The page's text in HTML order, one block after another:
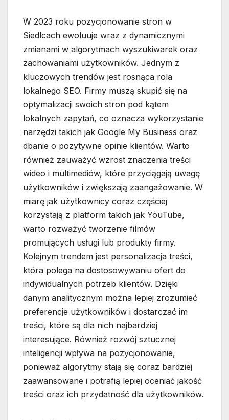
W 2023 roku pozycjonowanie stron w
Siedlcach ewoluuje wraz z dynamicznymi
zmianami w algorytmach wyszukiwarek oraz
zachowaniami użytkowników. Jednym z
kluczowych trendów jest rosnąca rola
lokalnego SEO. Firmy muszą skupić się na
optymalizacji swoich stron pod kątem
lokalnych zapytań, co oznacza wykorzystanie
narzędzi takich jak Google My Business oraz
dbanie o pozytywne opinie klientów. Warto
również zauważyć wzrost znaczenia treści
wideo i multimediów, które przyciągają uwagę
użytkowników i zwiększają zaangażowanie. W
miarę jak użytkownicy coraz częściej
korzystają z platform takich jak YouTube,
warto rozważyć tworzenie filmów
promujących usługi lub produkty firmy.
Kolejnym trendem jest personalizacja treści,
która polega na dostosowywaniu ofert do
indywidualnych potrzeb klientów. Dzięki
danym analitycznym można lepiej zrozumieć
preferencje użytkowników i dostarczać im
treści, które są dla nich najbardziej
interesujące. Również rozwój sztucznej
inteligencji wpływa na pozycjonowanie,
ponieważ algorytmy stają się coraz bardziej
zaawansowane i potrafią lepiej oceniać jakość
treści oraz ich przydatność dla użytkowników.